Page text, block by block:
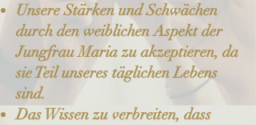
Unsere Stärken und Schwächen
durch den weiblichen Aspekt der
Jungfrau Maria zu akzeptieren, da
sie Teil unseres täglichen Lebens
sind.
Das Wissen zu verbreiten, dass